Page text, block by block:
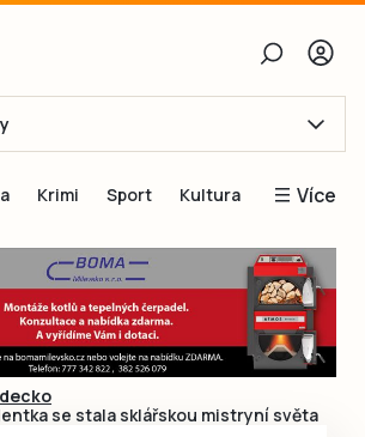
Obnovit heslo
Přihlásit se
se přes Facebook
Krimi Sport Kultura Více
Blogy
Inspirace
Čtenáři píší
Speciální přílohy
se stala sklářskou mistryní světa